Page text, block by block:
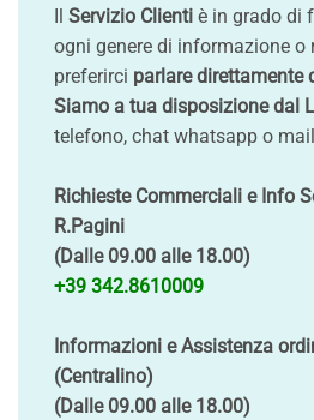
Il Servizio Clienti è in grado di
ogni genere di informazione o
preferirci parlare direttamente
Siamo a tua disposizione dal
telefono, chat whatsapp o
Richieste Commerciali e Info
R.Pagini
(Dalle 09.00 alle 18.00)
+39 342.8610009
Informazioni e Assistenza
(Centralino)
(Dalle 09.00 alle 18.00)